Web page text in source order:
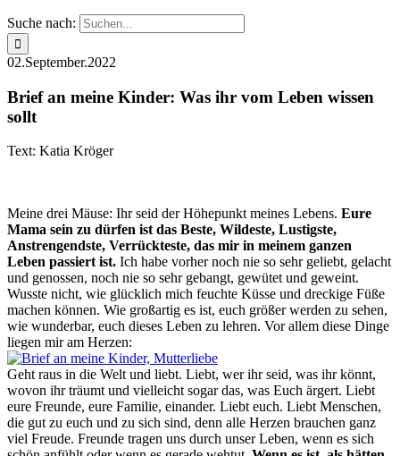
Suche nach:
02.September.2022
Brief an meine Kinder: Was ihr vom Leben wissen
sollt
Text: Katia Kröger
Meine drei Mäuse: Ihr seid der Höhepunkt meines Lebens. Eure
Mama sein zu dürfen ist das Beste, Wildeste, Lustigste,
Anstrengendste, Verrückteste, das mir in meinem ganzen
Leben passiert ist. Ich habe vorher noch nie so sehr geliebt, gelacht
und genossen, noch nie so sehr gebangt, gewütet und geweint.
Wusste nicht, wie glücklich mich feuchte Küsse und dreckige Füße
machen können. Wie großartig es ist, euch größer werden zu sehen,
wie wunderbar, euch dieses Leben zu lehren. Vor allem diese Dinge
liegen mir am Herzen:
Geht raus in die Welt und liebt. Liebt, wer ihr seid, was ihr könnt,
wovon ihr träumt und vielleicht sogar das, was Euch ärgert. Liebt
eure Freunde, eure Familie, einander. Liebt euch. Liebt Menschen,
die gut zu euch und zu sich sind, denn alle Herzen brauchen ganz
viel Freude. Freunde tragen uns durch unser Leben, wenn es sich